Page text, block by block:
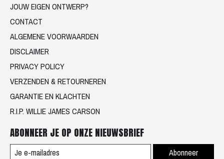
JOUW EIGEN ONTWERP?
CONTACT
ALGEMENE VOORWAARDEN
DISCLAIMER
PRIVACY POLICY
VERZENDEN & RETOURNEREN
GARANTIE EN KLACHTEN
R.I.P. WILLIE JAMES CARSON
ABONNEER JE OP ONZE NIEUWSBRIEF
Abonneer